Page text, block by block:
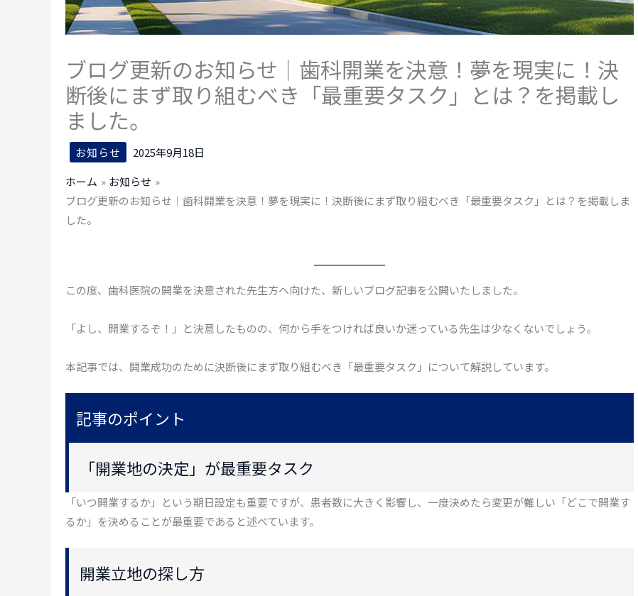
ブログ更新のお知らせ｜歯科開業を決意！夢を現実に！決
断後にまず取り組むべき「最重要タスク」とは？を掲載し
ました。
お知らせ
2025年9月18日
ホーム
お知らせ
ブログ更新のお知らせ｜歯科開業を決意！夢を現実に！決断後にまず取り組むべき「最重要タスク」とは？を掲載しま
した。
この度、歯科医院の開業を決意された先生方へ向けた、新しいブログ記事を公開いたしました。
「よし、開業するぞ！」と決意したものの、何から手をつければ良いか迷っている先生は少なくないでしょう。
本記事では、開業成功のために決断後にまず取り組むべき「最重要タスク」について解説しています。
記事のポイント
「開業地の決定」が最重要タスク
「いつ開業するか」という期日設定も重要ですが、患者数に大きく影響し、一度決めたら変更が難しい「どこで開業す
るか」を決めることが最重要であると述べています。
開業立地の探し方